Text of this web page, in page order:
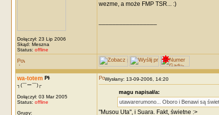
Dołączył: 23 Lip 2006
Skąd: Meszna
Status: offline
wezme, a może FMP TSR... :)
wa-totem
┐(￣ー￣)┌
Dołączył: 03 Mar 2005
Status: offline
Grupy:
Wysłany: 13-09-2006, 14:20
magu napisał/a:
utawarerumono... Oboro i Benawi są
"Musou Uta", i Suara. Fakt, świetne :>